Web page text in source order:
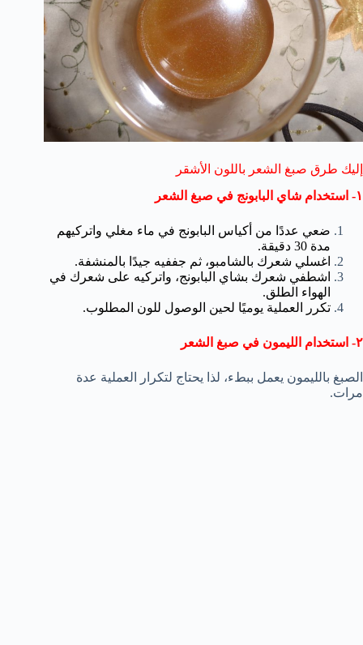
إليك طرق صبغ الشعر باللون الأشقر
١- استخدام شاي البابونج في صبغ الشعر
ضعي عددًا من أكياس البابونج في ماء مغلي واتركيهم
مدة 30 دقيقة.
اغسلي شعرك بالشامبو، ثم جففيه جيدًا بالمنشفة.
اشطفي شعرك بشاي البابونج، واتركيه على شعرك في
الهواء الطلق.
تكرر العملية يوميًا لحين الوصول للون المطلوب.
٢- استخدام الليمون في صبغ الشعر
الصبغ بالليمون يعمل ببطء، لذا يحتاج لتكرار العملية عدة
مرات.